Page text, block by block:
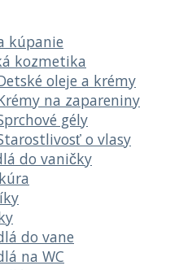
kúpanie
kozmetika
oleje a krémy
na zapareniny
gély
o vlasy
do vaničky
do vane
na WC